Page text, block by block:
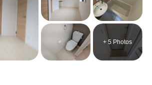
+ 5 Photos